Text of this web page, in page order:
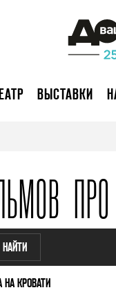
ВЫСТАВКИ
НАЙТИ
КРОВАТИ